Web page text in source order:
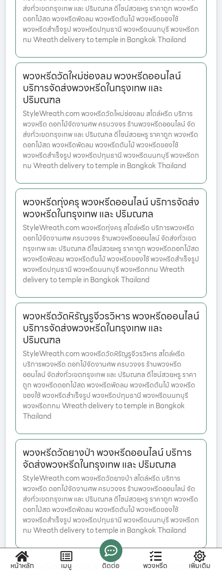
ส่งทั่วเขตกรุงเทพ และ ปริมณฑล ดีไซน์สวยหรู ราคาถูก พวงหรีด
ดอกไม้สด พวงหรีดพัดลม พวงหรีดต้นไม้ พวงหรีดของใช้
พวงหรีดสำเร็จรูป พวงหรีดปทุมธานี พวงหรีดนนทบุรี พวงหรีดก
ทม Wreath delivery to temple in Bangkok Thailand
พวงหรีดวัดใหม่ช่องลม พวงหรีดออนไลน์
บริการจัดส่งพวงหรีดในกรุงเทพ และ
ปริมณฑล
StyleWreath.com พวงหรีดวัดใหม่ช่องลม สไตล์หรีด บริการ
พวงหรีด ดอกไม้จัดงานศพ ครบวงจร ร้านพวงหรีดออนไลน์ จัด
ส่งทั่วเขตกรุงเทพ และ ปริมณฑล ดีไซน์สวยหรู ราคาถูก พวงหรีด
ดอกไม้สด พวงหรีดพัดลม พวงหรีดต้นไม้ พวงหรีดของใช้
พวงหรีดสำเร็จรูป พวงหรีดปทุมธานี พวงหรีดนนทบุรี พวงหรีดก
ทม Wreath delivery to temple in Bangkok Thailand
พวงหรีดทุ่งครุ พวงหรีดออนไลน์ บริการจัดส่ง
พวงหรีดในกรุงเทพ และ ปริมณฑล
StyleWreath.com พวงหรีดทุ่งครุ สไตล์หรีด บริการพวงหรีด
ดอกไม้จัดงานศพ ครบวงจร ร้านพวงหรีดออนไลน์ จัดส่งทั่วเขต
กรุงเทพ และ ปริมณฑล ดีไซน์สวยหรู ราคาถูก พวงหรีดดอกไม้สด
พวงหรีดพัดลม พวงหรีดต้นไม้ พวงหรีดของใช้ พวงหรีดสำเร็จรูป
พวงหรีดปทุมธานี พวงหรีดนนทบุรี พวงหรีดกทม Wreath
delivery to temple in Bangkok Thailand
พวงหรีดวัดหิรัญรูจีวรวิหาร พวงหรีดออนไลน์
บริการจัดส่งพวงหรีดในกรุงเทพ และ
ปริมณฑล
StyleWreath.com พวงหรีดวัดหิรัญรูจีวรวิหาร สไตล์หรีด
บริการพวงหรีด ดอกไม้จัดงานศพ ครบวงจร ร้านพวงหรีด
ออนไลน์ จัดส่งทั่วเขตกรุงเทพ และ ปริมณฑล ดีไซน์สวยหรู ราคา
ถูก พวงหรีดดอกไม้สด พวงหรีดพัดลม พวงหรีดต้นไม้ พวงหรีด
ของใช้ พวงหรีดสำเร็จรูป พวงหรีดปทุมธานี พวงหรีดนนทบุรี
พวงหรีดกทม Wreath delivery to temple in Bangkok
Thailand
พวงหรีดวัดยางป่า พวงหรีดออนไลน์ บริการ
จัดส่งพวงหรีดในกรุงเทพ และ ปริมณฑล
StyleWreath.com พวงหรีดวัดยางป่า สไตล์หรีด บริการ
พวงหรีด ดอกไม้จัดงานศพ ครบวงจร ร้านพวงหรีดออนไลน์ จัด
ส่งทั่วเขตกรุงเทพ และ ปริมณฑล ดีไซน์สวยหรู ราคาถูก พวงหรีด
ดอกไม้สด พวงหรีดพัดลม พวงหรีดต้นไม้ พวงหรีดของใช้
พวงหรีดสำเร็จรูป พวงหรีดปทุมธานี พวงหรีดนนทบุรี พวงหรีดก
ทม Wreath delivery to temple in Bangkok Thailand
พวงหรีดวัดท่าอิฐ พวงหรีดออนไลน์ บริการจัด
หน้าหลัก เมนู ติดต่อ พวงหรีด เพิ่มเติม